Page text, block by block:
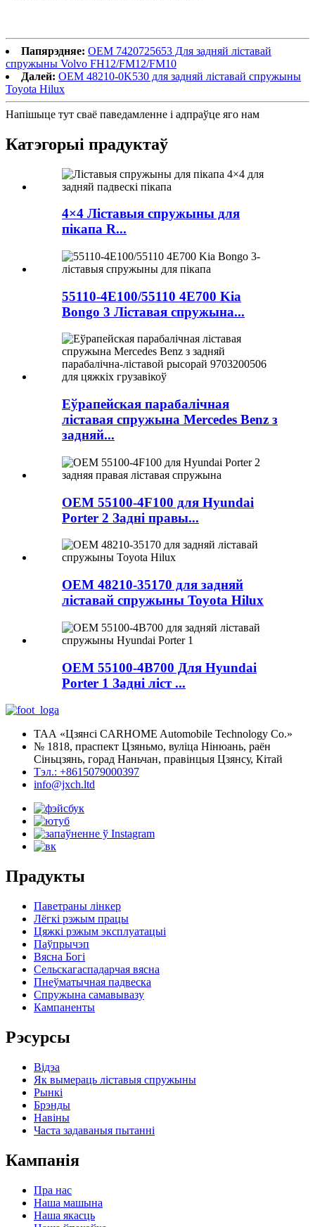
Папярэдняе: OEM 7420725653 Для задняй ліставай
спружыны Volvo FH12/FM12/FM10
Далей: OEM 48210-0K530 для задняй ліставай спружыны
Toyota Hilux
Напішыце тут сваё паведамленне і адпраўце яго нам
Катэгорыі прадуктаў
4×4 Ліставыя спружыны для
пікапа R...
55110-4E100/55110 4E700 Kia
Bongo 3 Ліставая спружына...
Еўрапейская парабалічная
ліставая спружына Mercedes Benz з
задняй...
OEM 55100-4F100 для Hyundai
Porter 2 Задні правы...
OEM 48210-35170 для задняй
ліставай спружыны Toyota Hilux
OEM 55100-4B700 Для Hyundai
Porter 1 Задні ліст ...
ТАА «Цзянсі CARHOME Automobile Technology Co.»
№ 1818, праспект Цзяньмо, вуліца Нінюань, раён
Сіньцзянь, горад Наньчан, правінцыя Цзянсу, Кітай
Тэл.: +8615079000397
info@jxch.ltd
Прадукты
Паветраны лінкер
Лёгкі рэжым працы
Цяжкі рэжым эксплуатацыі
Паўпрычэп
Вясна Богі
Сельскагаспадарчая вясна
Пнеўматычная падвеска
Спружына самавывазу
Кампаненты
Рэсурсы
Відэа
Як вымераць ліставыя спружыны
Рынкі
Брэнды
Навіны
Часта задаваныя пытанні
Кампанія
Пра нас
Наша машына
Наша якасць